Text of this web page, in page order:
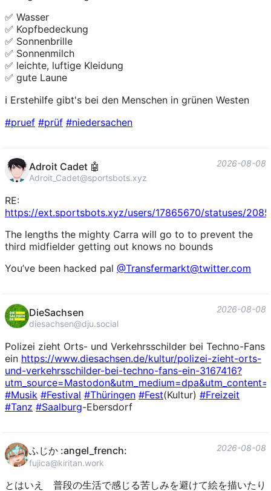
✅ Wasser
✅ Kopfbedeckung
✅ Sonnenbrille
✅ Sonnenmilch
✅ leichte, luftige Kleidung
✅ gute Laune
ℹ️ Erstehilfe gibt's bei den Menschen in grünen Westen
#pruef #prüf #niedersachen
Adroit Cadet 🤖
Adroit_Cadet@sportsbots.xyz
2026-08-08
RE:
https://ext.sportsbots.xyz/users/17865670/statuses/
The lengths the mighty Carra will go to to prevent the
third midfielder getting out knows no bounds
You’ve been hacked pal @Transfermarkt@twitter.com
DieSachsen
diesachsen@dju.social
2026-08-08
Polizei zieht Orts- und Verkehrsschilder bei Techno-Fans
ein https://www.diesachsen.de/kultur/polizei-zieht-orts-
und-verkehrsschilder-bei-techno-fans-ein-3167416?
#Musik #Festival #Thüringen #Fest(Kultur) #Freizeit
#Tanz #Saalburg-Ebersdorf
ふじか :angel_french:
fujica@kiritan.work
2026-08-08
とはいえ 普段の生活で感じる苦しみを避けて絵を描いたり